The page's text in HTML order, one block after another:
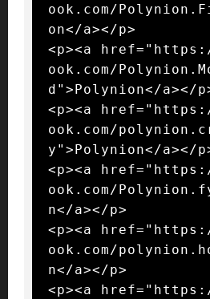
ook.com/
on</a></p>
<p><a
ook.com/
d">Polynion</a></
<p><a
ook.com/
y">Polynion</a></
<p><a
ook.com/
n</a></p>
<p><a
ook.com/
n</a></p>
<p><a